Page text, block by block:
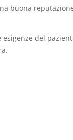
buona
del